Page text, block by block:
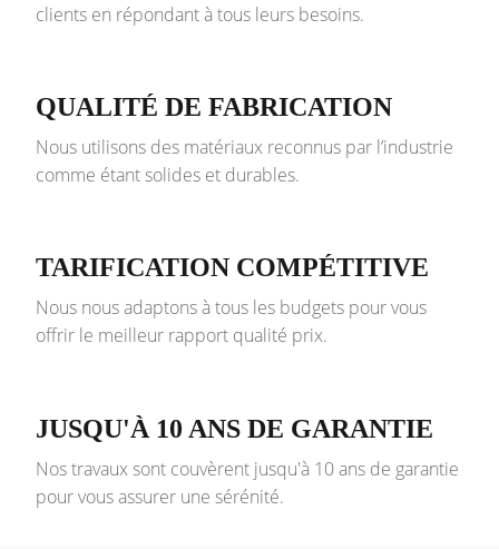
clients en répondant à tous leurs besoins.
QUALITÉ DE FABRICATION
Nous utilisons des matériaux reconnus par l’industrie
comme étant solides et durables.
TARIFICATION COMPÉTITIVE
Nous nous adaptons à tous les budgets pour vous
offrir le meilleur rapport qualité prix.
JUSQU'À 10 ANS DE GARANTIE
Nos travaux sont couvèrent jusqu'à 10 ans de garantie
pour vous assurer une sérénité.